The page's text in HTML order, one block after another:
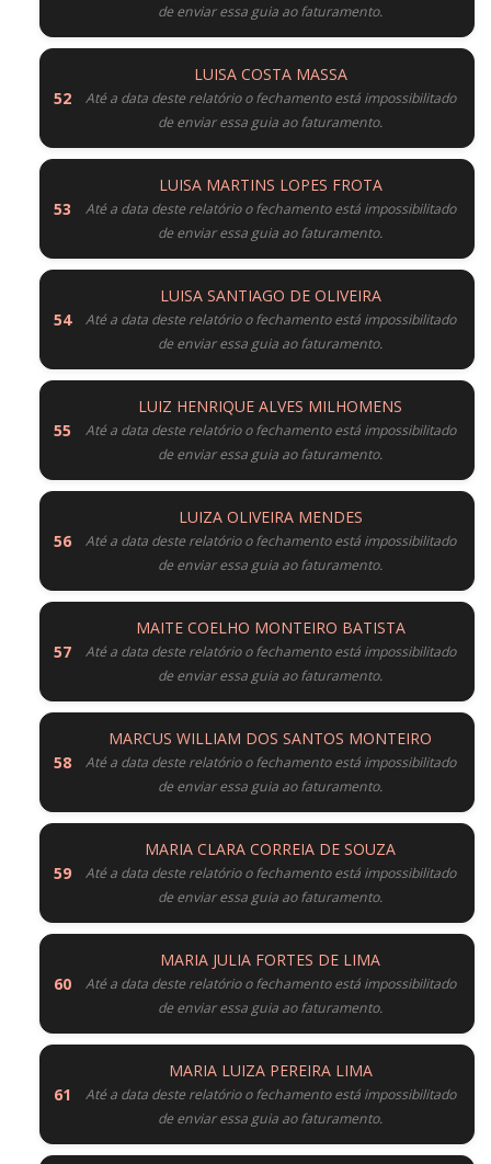
de enviar essa guia ao faturamento.
LUISA COSTA MASSA
Até a data deste relatório o fechamento está impossibilitado
de enviar essa guia ao faturamento.
LUISA MARTINS LOPES FROTA
Até a data deste relatório o fechamento está impossibilitado
de enviar essa guia ao faturamento.
LUISA SANTIAGO DE OLIVEIRA
Até a data deste relatório o fechamento está impossibilitado
de enviar essa guia ao faturamento.
LUIZ HENRIQUE ALVES MILHOMENS
Até a data deste relatório o fechamento está impossibilitado
de enviar essa guia ao faturamento.
LUIZA OLIVEIRA MENDES
Até a data deste relatório o fechamento está impossibilitado
de enviar essa guia ao faturamento.
MAITE COELHO MONTEIRO BATISTA
Até a data deste relatório o fechamento está impossibilitado
de enviar essa guia ao faturamento.
MARCUS WILLIAM DOS SANTOS MONTEIRO
Até a data deste relatório o fechamento está impossibilitado
de enviar essa guia ao faturamento.
MARIA CLARA CORREIA DE SOUZA
Até a data deste relatório o fechamento está impossibilitado
de enviar essa guia ao faturamento.
MARIA JULIA FORTES DE LIMA
Até a data deste relatório o fechamento está impossibilitado
de enviar essa guia ao faturamento.
MARIA LUIZA PEREIRA LIMA
Até a data deste relatório o fechamento está impossibilitado
de enviar essa guia ao faturamento.